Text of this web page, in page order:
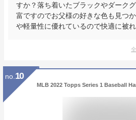
すか？落ち着いたブラックやダーク
富ですのでお父様の好きな色も見つ
や軽量性に優れているので快適に被れ
no. 10